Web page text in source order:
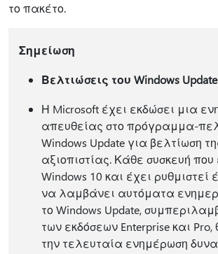
το πακέτο.
Σημείωση
Βελτιώσεις του Windows Update
Η Microsoft έχει εκδώσει μια
απευθείας στο πρόγραμμα-
Windows Update για βελτίωση
αξιοπιστίας. Κάθε συσκευή που
Windows 10 και έχει ρυθμιστεί
να λαμβάνει αυτόματα
το Windows Update,
των εκδόσεων Enterprise και
την τελευταία ενημέρωση